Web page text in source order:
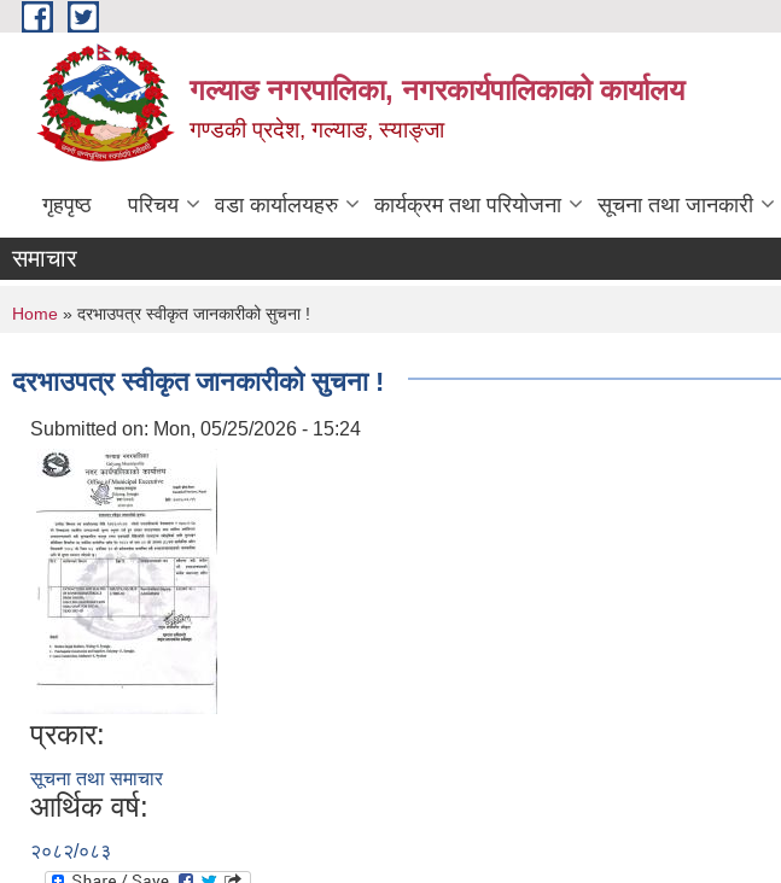
Skip to main content
गल्याङ नगरपालिका, नगरकार्यपालिकाको कार्यालय
गण्डकी प्रदेश, गल्याङ, स्याङ्जा
गृहपृष्ठ परिचय वडा कार्यालयहरु कार्यक्रम तथा परियोजना सूचना तथा जानकारी
समाचार
You are here
Home » दरभाउपत्र स्वीकृत जानकारीको सुचना !
दरभाउपत्र स्वीकृत जानकारीको सुचना !
Submitted on: Mon, 05/25/2026 - 15:24
प्रकार:
सूचना तथा समाचार
आर्थिक वर्ष:
२०८२/०८३